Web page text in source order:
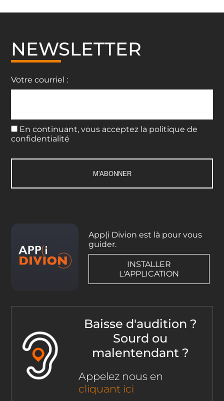
NEWSLETTER
Votre courriel :
En continuant, vous acceptez la politique de
confidentialité
App(i Divion est là pour vous
guider.
INSTALLER
L'APPLICATION
Baisse d'audition ?
Sourd ou
malentendant ?
Appelez nous en
cliquant ici